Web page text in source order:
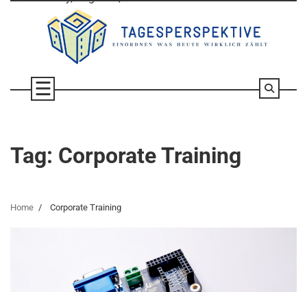
Tag: Corporate Training
Home Corporate Training